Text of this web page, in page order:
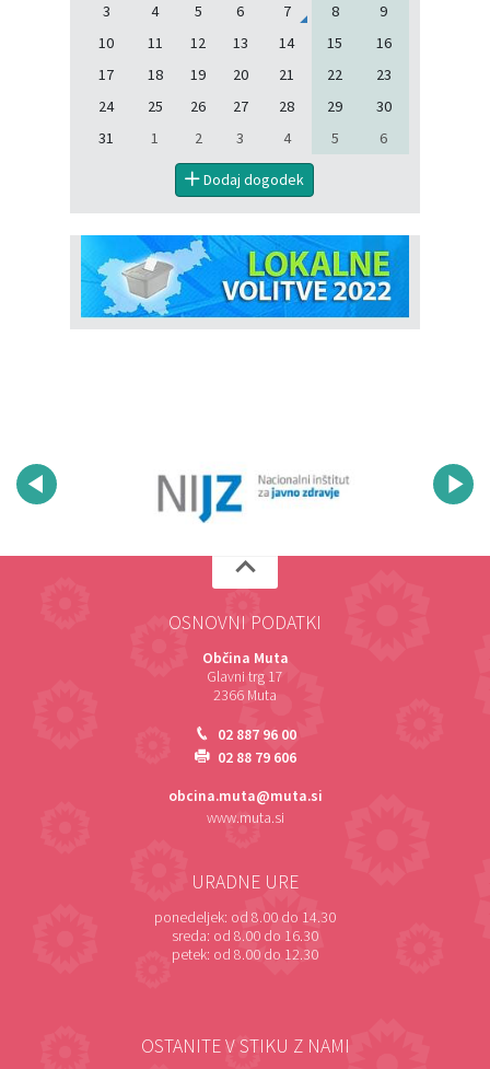
3
4 5 6 7 8
9
10
11 12 13 14 15
16
17
18 19 20 21 22
23
24
25 26 27 28 29
30
31
1 2 3 4 5 6
Dodaj dogodek
OSNOVNI PODATKI
Občina Muta
Glavni trg 17
2366 Muta
02 887 96 00
02 88 79 606
obcina.muta@muta.si
www.muta.si
URADNE URE
ponedeljek: od 8.00 do 14.30
sreda: od 8.00 do 16.30
petek: od 8.00 do 12.30
OSTANITE V STIKU Z NAMI